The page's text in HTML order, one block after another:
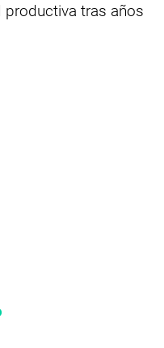
productiva tras años